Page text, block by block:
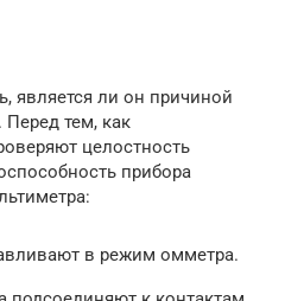
является ли он причиной
Перед тем, как
целостность
прибора
в режим омметра.